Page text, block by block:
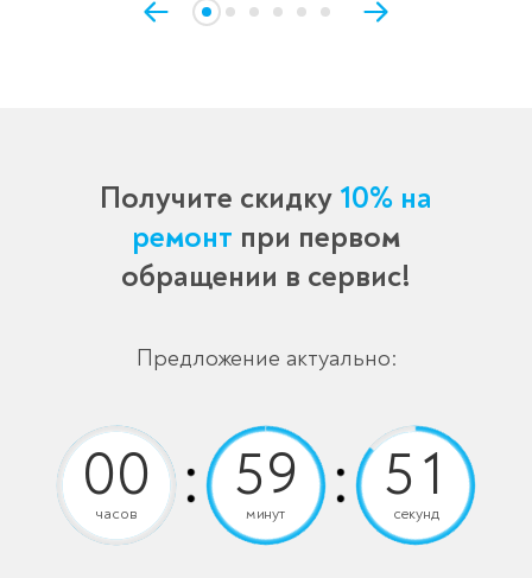
Получите скидку 10% на
ремонт при первом
обращении в сервис!
Предложение актуально:
часов минут секунд